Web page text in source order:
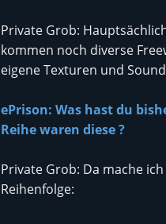
Private Grob:
kommen noch diverse
eigene Texturen und
ePrison: Was hast du
Reihe waren diese ?
Private Grob: Da mache
Reihenfolge: